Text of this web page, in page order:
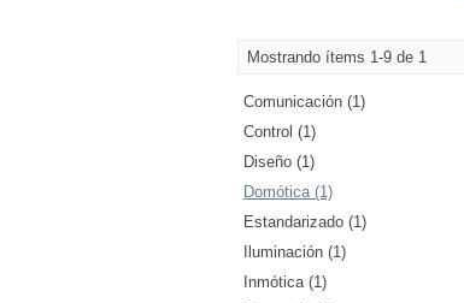
Mostrando ítems 1-9 de 1
Comunicación (1)
Control (1)
Diseño (1)
Domótica (1)
Estandarizado (1)
Iluminación (1)
Inmótica (1)